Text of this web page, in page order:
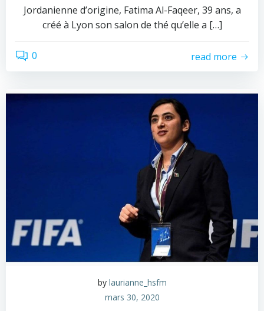
Jordanienne d’origine, Fatima Al-Faqeer, 39 ans, a
créé à Lyon son salon de thé qu’elle a […]
0 read more
by laurianne_hsfm
mars 30, 2020